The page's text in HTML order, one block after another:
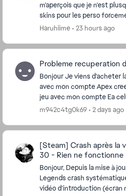
m'aperçois que je n'est
skins pour les perso
d'armes non plus alors que
Haruhiime 23 hours ago
Probleme recuperation
Bonjour Je viens d'acheter la ps5 et je voudrais jouer
avec mon compte Apex cree sur
jeu avec mon compte Ea
compte Apex au lieu de
m942c4tg0k69 2 days ago
[Steam] Crash après la
30 - Rien ne fonctionne
Bonjour, Depuis la mise à jour de la Saison 30, Apex
Legends crash
vidéo d’introduction (écran